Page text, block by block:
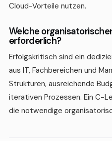
Cloud-Vorteile nutzen.
Welche
erforderlich?
Erfolgskritisch sind ein
aus IT, Fachbereichen und
Strukturen, ausreichende
iterativen Prozessen. Ein C-
die notwendige